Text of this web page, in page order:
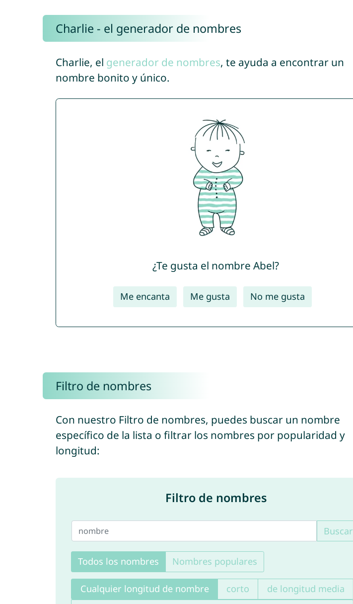
Charlie - el generador de nombres
Charlie, el generador de nombres, te ayuda a encontrar un
nombre bonito y único.
¿Te gusta el nombre Abel?
Me encanta Me gusta No me gusta
Filtro de nombres
Con nuestro Filtro de nombres, puedes buscar un nombre
específico de la lista o filtrar los nombres por popularidad y
longitud:
Filtro de nombres
Buscar
Todos los nombres Nombres populares
Cualquier longitud de nombre corto
de longitud media